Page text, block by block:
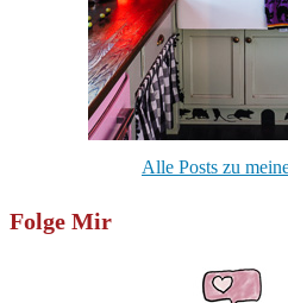
Alle Posts zu
Folge Mir